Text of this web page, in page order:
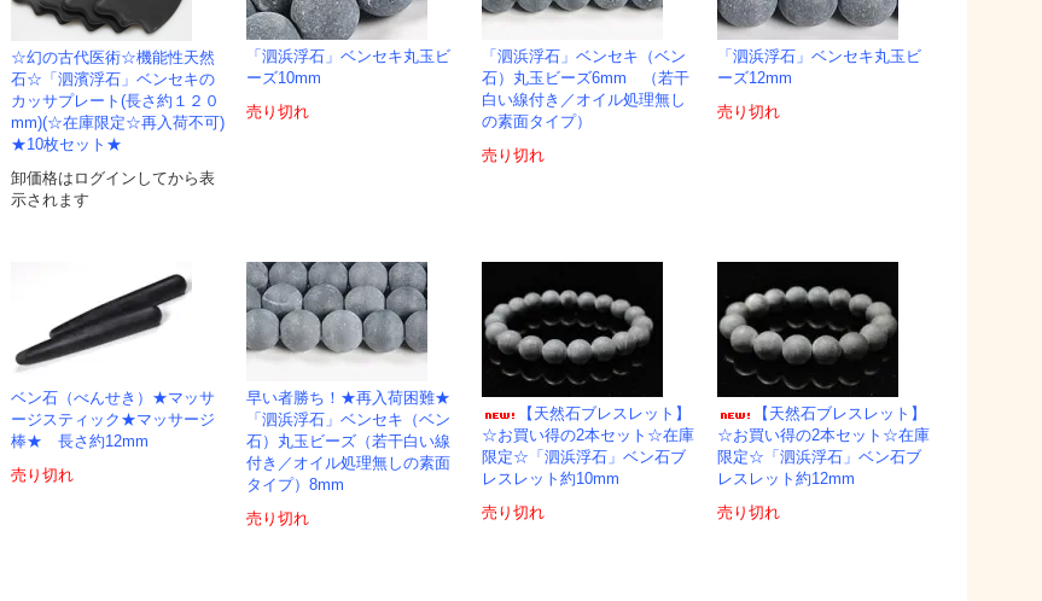
☆幻の古代医術☆機能性天然
石☆「泗濱浮石」ベンセキの
カッサプレート(長さ約１２０
mm)(☆在庫限定☆再入荷不可)
★10枚セット★
卸価格はログインしてから表
示されます
「泗浜浮石」ベンセキ丸玉ビ
ーズ10mm
売り切れ
「泗浜浮石」ベンセキ（ベン
石）丸玉ビーズ6mm （若干
白い線付き／オイル処理無し
の素面タイプ）
売り切れ
「泗浜浮石」ベンセキ丸玉ビ
ーズ12mm
売り切れ
ベン石（べんせき）★マッサ
ージスティック★マッサージ
棒★ 長さ約12mm
売り切れ
早い者勝ち！★再入荷困難★
「泗浜浮石」ベンセキ（ベン
石）丸玉ビーズ（若干白い線
付き／オイル処理無しの素面
タイプ）8mm
売り切れ
【天然石ブレスレット】
☆お買い得の2本セット☆在庫
限定☆「泗浜浮石」ベン石ブ
レスレット約10mm
売り切れ
【天然石ブレスレット】
☆お買い得の2本セット☆在庫
限定☆「泗浜浮石」ベン石ブ
レスレット約12mm
売り切れ